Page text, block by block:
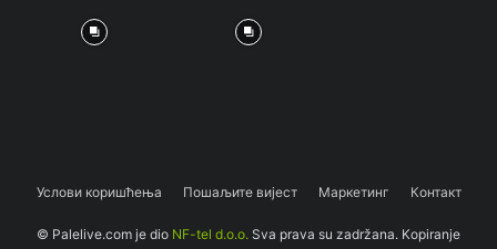
Услови коришћења Пошаљите вијест Маркетинг Контакт
© Palelive.com je dio NF-tel d.o.o. Sva prava su zadržana. Kopiranje